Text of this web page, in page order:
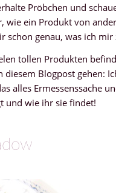
Pröbchen und
wie ein Produkt von
genau, was ich mir
tollen Produkten
Blogpost gehen:
alles Ermessenssache
und wie ihr sie findet!